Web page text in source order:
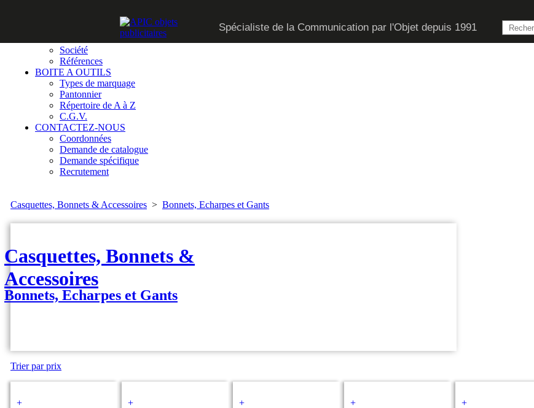
Spécialiste de la Communication par l'Objet depuis 1991
QUI SOMMES-NOUS
Société
Références
BOITE A OUTILS
Types de marquage
Pantonnier
Répertoire de A à Z
C.G.V.
CONTACTEZ-NOUS
Coordonnées
Demande de catalogue
Demande spécifique
Recrutement
Casquettes, Bonnets & Accessoires > Bonnets, Echarpes et Gants
Casquettes, Bonnets &
Accessoires
Bonnets, Echarpes et Gants
Trier par prix
+ + + + +